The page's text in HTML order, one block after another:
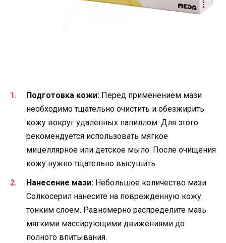
Подготовка кожи: Перед применением мази
необходимо тщательно очистить и обезжирить
кожу вокруг удаленных папиллом. Для этого
рекомендуется использовать мягкое
мицеллярное или детское мыло. После очищения
кожу нужно тщательно высушить.
Нанесение мази: Небольшое количество мази
Солкосерил нанесите на поврежденную кожу
тонким слоем. Равномерно распределите мазь
мягкими массирующими движениями до
полного впитывания.